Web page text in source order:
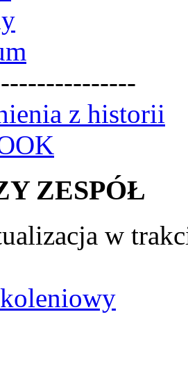
z historii
ZESPÓŁ
w